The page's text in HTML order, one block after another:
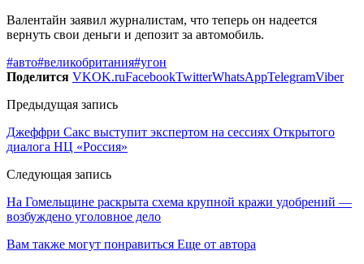
Валентайн заявил журналистам, что теперь он надеется
вернуть свои деньги и депозит за автомобиль.
#авто#великобритания#угон
Поделится VKOK.ruFacebookTwitterWhatsAppTelegramViber
Предыдущая запись
Джеффри Сакс выступит экспертом на сессиях Открытого
диалога НЦ «Россия»
Следующая запись
На Гомельщине раскрыта схема крупной кражи удобрений —
возбуждено уголовное дело
Вам также могут понравиться Еще от автора